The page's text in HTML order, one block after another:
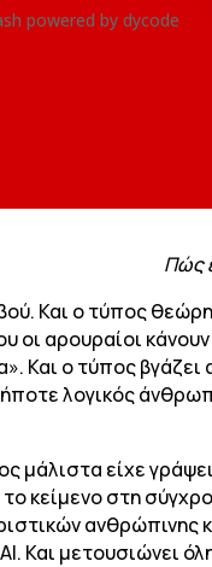
Πώς
Και ο τύπος
οι αρουραίοι
Και ο τύπος
λογικός
μάλιστα είχε
κείμενο στη
ανθρώπινης
Και μετουσιώνει